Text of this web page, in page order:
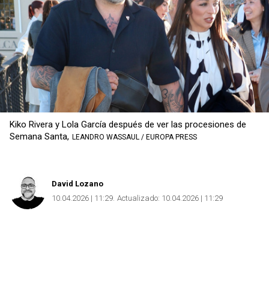
Kiko Rivera y Lola García después de ver las procesiones de
Semana Santa, LEANDRO WASSAUL / EUROPA PRESS
David Lozano
10.04.2026 | 11:29 Actualizado: 10.04.2026 | 11:29